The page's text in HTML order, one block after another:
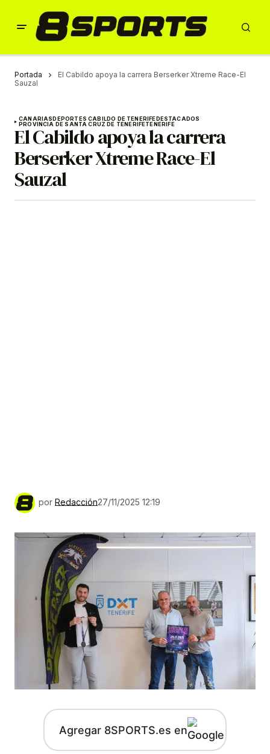
Portada
El Cabildo apoya la carrera Berserker Xtreme Race-El
Sauzal
CANARIASDEPORTES CABILDO DE TENERIFEDESTACADOS
PROVINCIA DE SANTA CRUZ DE TENERIFETENERIFE
El Cabildo apoya la carrera
Berserker Xtreme Race-El
Sauzal
por Redacción27/11/2025 12:19
Agregar 8SPORTS.es en